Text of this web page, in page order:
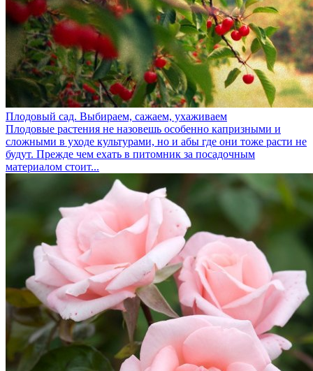
Плодовый сад. Выбираем, сажаем, ухаживаем
Плодовые растения не назовешь особенно капризными и
сложными в уходе культурами, но и абы где они тоже расти не
будут. Прежде чем ехать в питомник за посадочным
материалом стоит...